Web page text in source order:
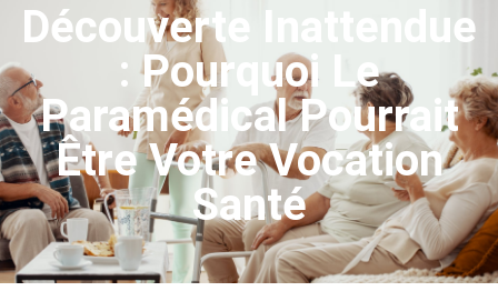
Découverte Inattendue
: Pourquoi Le
Paramédical Pourrait
Être Votre Vocation
Santé